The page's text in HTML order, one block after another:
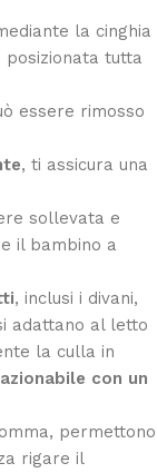
la cinghia
posizionata tutta
essere rimosso
, ti assicura una
sollevata e
il bambino a
, inclusi i divani,
adattano al letto
la culla in
con un
permettono
rigare il